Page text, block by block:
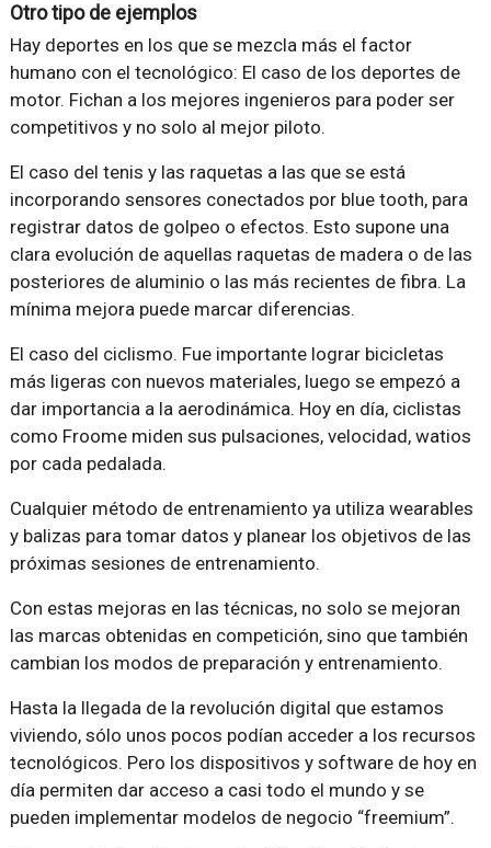
Otro tipo de ejemplos
Hay deportes en los que se mezcla más el factor
humano con el tecnológico: El caso de los deportes de
motor. Fichan a los mejores ingenieros para poder ser
competitivos y no solo al mejor piloto.
El caso del tenis y las raquetas a las que se está
incorporando sensores conectados por blue tooth, para
registrar datos de golpeo o efectos. Esto supone una
clara evolución de aquellas raquetas de madera o de las
posteriores de aluminio o las más recientes de fibra. La
mínima mejora puede marcar diferencias.
El caso del ciclismo. Fue importante lograr bicicletas
más ligeras con nuevos materiales, luego se empezó a
dar importancia a la aerodinámica. Hoy en día, ciclistas
como Froome miden sus pulsaciones, velocidad, watios
por cada pedalada.
Cualquier método de entrenamiento ya utiliza wearables
y balizas para tomar datos y planear los objetivos de las
próximas sesiones de entrenamiento.
Con estas mejoras en las técnicas, no solo se mejoran
las marcas obtenidas en competición, sino que también
cambian los modos de preparación y entrenamiento.
Hasta la llegada de la revolución digital que estamos
viviendo, sólo unos pocos podían acceder a los recursos
tecnológicos. Pero los dispositivos y software de hoy en
día permiten dar acceso a casi todo el mundo y se
pueden implementar modelos de negocio “freemium”.